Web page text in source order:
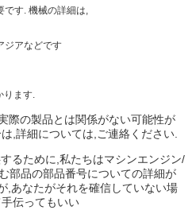
です. 機械の詳細は,
ジアなどです
ります.
際の製品とは関係がない可能性が
,詳細については,ご連絡ください.
るために,私たちはマシンエンジン/
部品の部品番号についての詳細が
,あなたがそれを確信していない場
伝ってもいい